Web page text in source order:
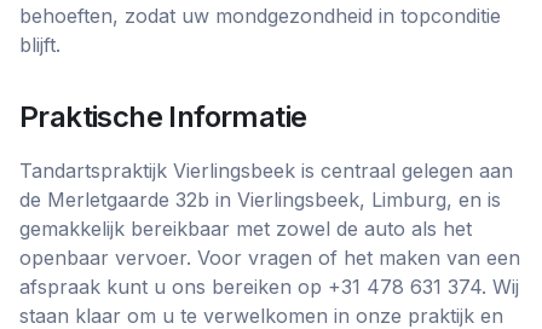
behoeften, zodat uw mondgezondheid in topconditie
blijft.
Praktische Informatie
Tandartspraktijk Vierlingsbeek is centraal gelegen aan
de Merletgaarde 32b in Vierlingsbeek, Limburg, en is
gemakkelijk bereikbaar met zowel de auto als het
openbaar vervoer. Voor vragen of het maken van een
afspraak kunt u ons bereiken op +31 478 631 374. Wij
staan klaar om u te verwelkomen in onze praktijk en